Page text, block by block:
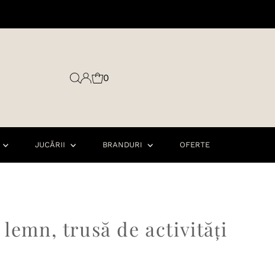
0
JUCĂRII BRANDURI OFERTE
trusă de activități